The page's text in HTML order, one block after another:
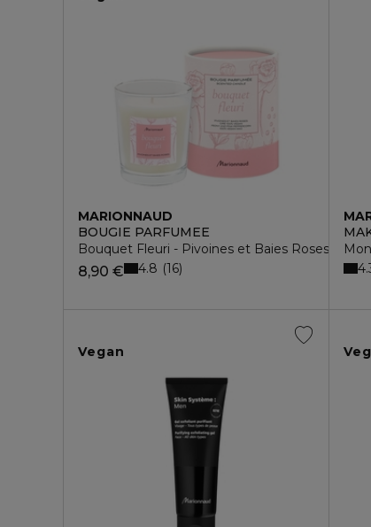
MARIONNAUD
BOUGIE PARFUMEE
Bouquet Fleuri - Pivoines et Baies Roses
8,90 € 4.8 16
Vegan